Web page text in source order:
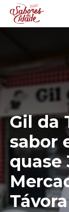
Gil da
sabor
quase
Távora